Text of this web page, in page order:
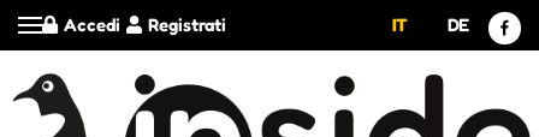
Registrati
Accedi IT DE